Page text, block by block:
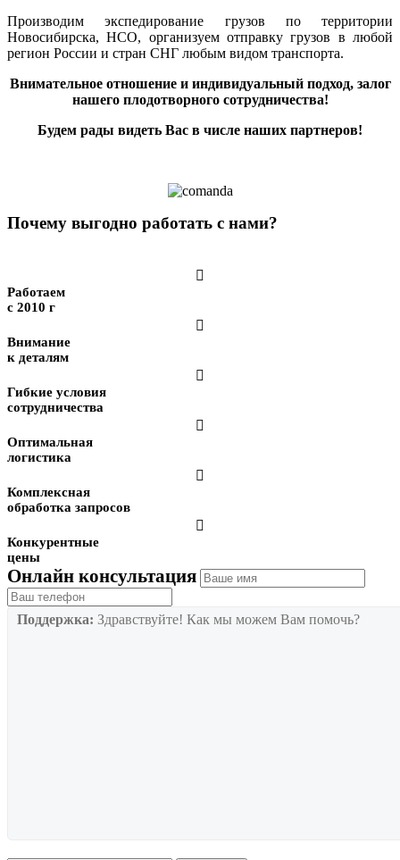
Производим экспедирование грузов по территории
Новосибирска, НСО, организуем отправку грузов в любой
регион России и стран СНГ любым видом транспорта.
Внимательное отношение и индивидуальный подход, залог
нашего плодотворного сотрудничества!
Будем рады видеть Вас в числе наших партнеров!
Почему выгодно работать с нами?

Работаем
с 2010 г

Внимание
к деталям

Гибкие условия
сотрудничества

Оптимальная
логистика

Комплексная
обработка запросов

Конкурентные
цены
Онлайн консультация
Поддержка: Здравствуйте! Как мы можем Вам помочь?